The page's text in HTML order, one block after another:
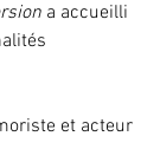
a accueilli
et acteur